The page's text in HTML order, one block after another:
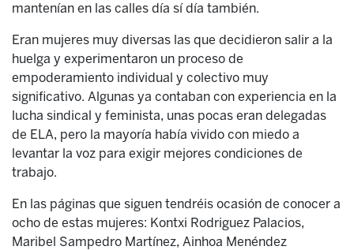
mantenían en las calles día sí día también.
Eran mujeres muy diversas las que decidieron salir a la
huelga y experimentaron un proceso de
empoderamiento individual y colectivo muy
significativo. Algunas ya contaban con experiencia en la
lucha sindical y feminista, unas pocas eran delegadas
de ELA, pero la mayoría había vivido con miedo a
levantar la voz para exigir mejores condiciones de
trabajo.
En las páginas que siguen tendréis ocasión de conocer a
ocho de estas mujeres: Kontxi Rodriguez Palacios,
Maribel Sampedro Martínez, Ainhoa Menéndez